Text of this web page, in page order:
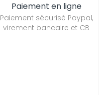
Paiement en ligne
Paiement sécurisé Paypal,
virement bancaire et CB